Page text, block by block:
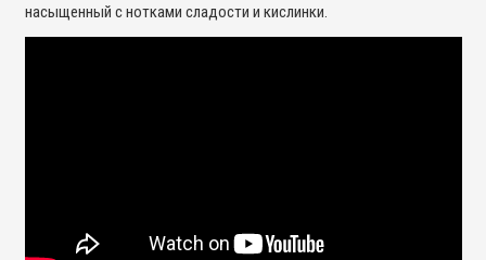
насыщенный с нотками сладости и кислинки.